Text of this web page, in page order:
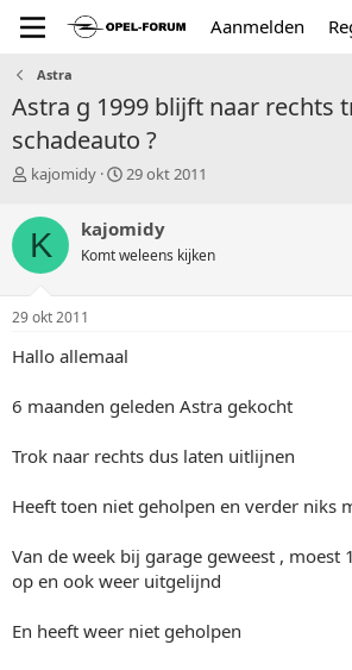
Aanmelden
Astra
Astra g 1999 blijft naar rechts
schadeauto ?
T
p
i
c
s
a
t
r
kajomidy
S
r
t
a
m
29 okt 2011
K kajomidy
Komt weleens kijken
29 okt 2011
Hallo allemaal
6 maanden geleden Astra gekocht
Trok naar rechts dus laten uitlijnen
Heeft toen niet geholpen en verder niks
Van de week bij garage geweest , moest
op en ook weer uitgelijnd
En heeft weer niet geholpen